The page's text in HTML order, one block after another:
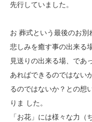
先行していました。
お 葬式という最後のお
悲しみを癒す事の出来る
見送りの出来る場、であ
あればできるのではない
るのではないか？との想
りま した。
「お花」には様々な力（